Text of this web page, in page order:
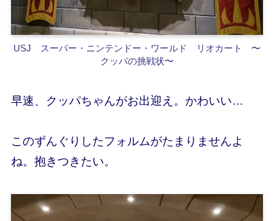
USJ スーパー・ニンテンドー・ワールド
リオカート 〜
クッパの挑戦状〜
早速、クッパちゃんがお出迎え。かわいい…
このずんぐりしたフォルムがたまりませんよ
ね。抱きつきたい。